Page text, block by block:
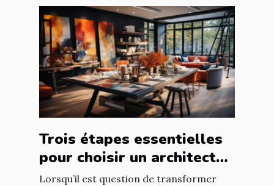
Trois étapes essentielles
pour choisir un architecte
d’intérieur
Lorsqu’il est question de transformer